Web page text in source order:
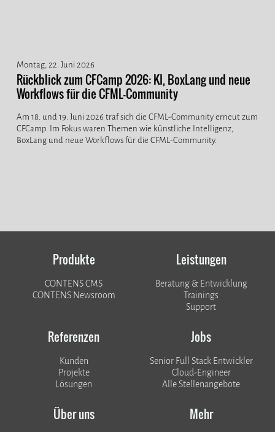
Montag, 22. Juni 2026
Rückblick zum CFCamp 2026: KI, BoxLang und neue
Workflows für die CFML-Community
Am 18. und 19. Juni 2026 traf sich die CFML-Community erneut zum
CFCamp. Im Fokus waren Themen wie künstliche Intelligenz,
BoxLang und neue Workflows für die CFML-Community.
Produkte
CONTENS CMS
CONTENS Newsroom
Leistungen
Beratung & Entwicklung
Trainings
Support
Referenzen
Kunden
​​​​​​​Projekte
Lösungen
Jobs
Senior Full Stack Entwickler
Cloud-Engineer
Alle Stellenangebote
Über uns Mehr